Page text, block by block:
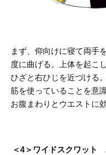
まず、仰向けに寝て両手
度に曲げる。上体を起こ
ひざと右ひじを近づける
筋を使っていることを意
お腹まわりとウエストに
＜4＞ワイドスクワット